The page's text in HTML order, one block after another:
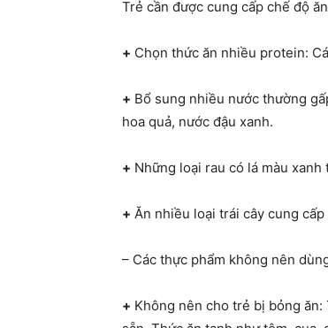
Trẻ cần được cung cấp chế độ
+ Chọn thức ăn nhiều protein:
+ Bổ sung nhiều nước thường
hoa quả, nước đậu xanh.
+ Những loại rau có lá màu
+ Ăn nhiều loại trái cây cung
– Các thực phẩm không nên
+ Không nên cho trẻ bị bỏng